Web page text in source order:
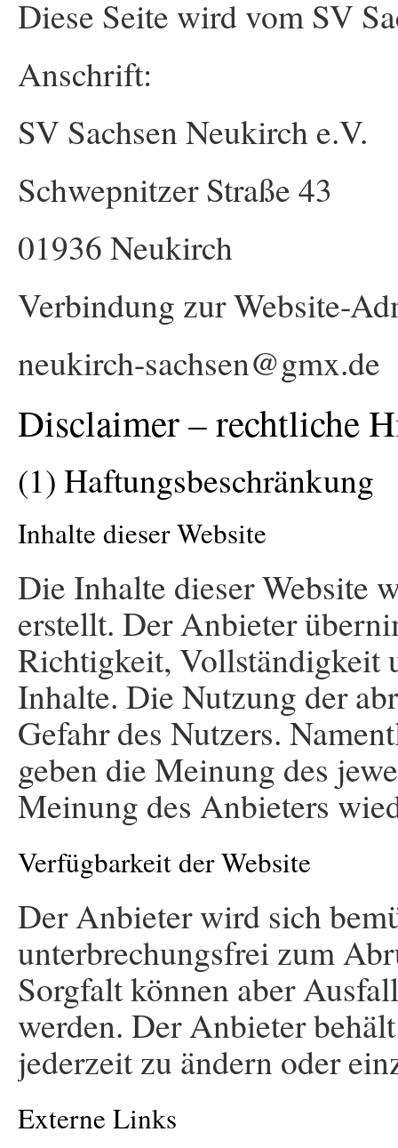
Diese Seite wird vom SV
Anschrift:
SV Sachsen Neukirch e.V.
Schwepnitzer Straße 43
01936 Neukirch
Verbindung zur Website-
neukirch-sachsen@gmx.de
Disclaimer – rechtliche
(1) Haftungsbeschränkung
Inhalte dieser Website
Die Inhalte dieser Website
erstellt. Der Anbieter
Richtigkeit, Vollständigkeit
Inhalte. Die Nutzung der
Gefahr des Nutzers.
geben die Meinung des
Meinung des Anbieters
Verfügbarkeit der Website
Der Anbieter wird sich
unterbrechungsfrei zum
Sorgfalt können aber
werden. Der Anbieter
jederzeit zu ändern oder
Externe Links